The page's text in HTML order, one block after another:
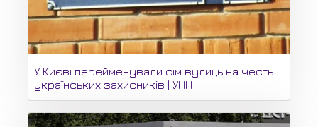
У Києві перейменували сім вулиць на честь
українських захисників | УНН